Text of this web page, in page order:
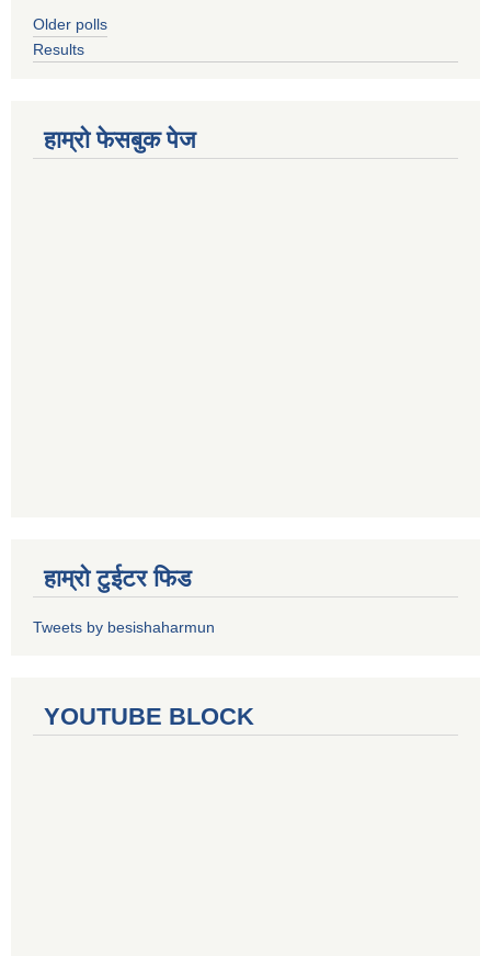
Older polls
Results
हाम्रो फेसबुक पेज
हाम्रो टुईटर फिड
Tweets by besishaharmun
YOUTUBE BLOCK